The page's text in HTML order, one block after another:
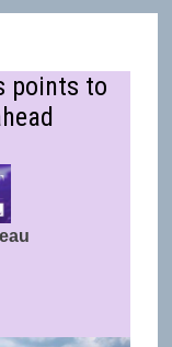
points to